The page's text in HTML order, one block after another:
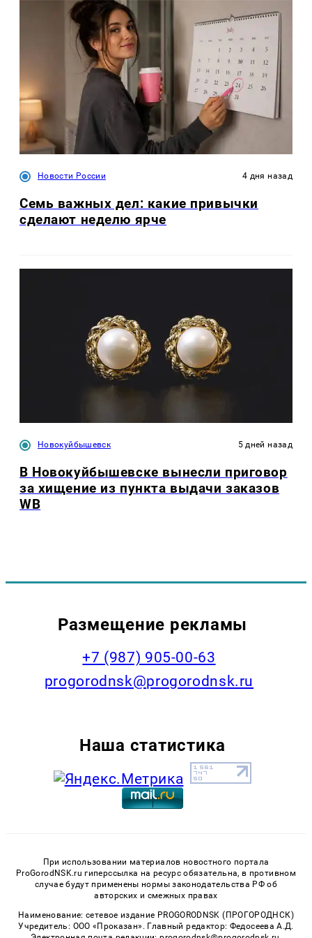
Новости России 4 дня назад
Семь важных дел: какие привычки
сделают неделю ярче
Новокуйбышевск 5 дней назад
В Новокуйбышевске вынесли приговор
за хищение из пункта выдачи заказов
WB
Размещение рекламы
+7 (987) 905-00-63
progorodnsk@progorodnsk.ru
Наша статистика
При использовании материалов новостного портала
ProGorodNSK.ru гиперссылка на ресурс обязательна, в противном
случае будут применены нормы законодательства РФ об
авторских и смежных правах
Наименование: сетевое издание PROGORODNSK (ПРОГОРОДНСК)
Учредитель: ООО «Проказан». Главный редактор: Федосеева А.Д.